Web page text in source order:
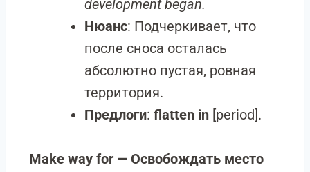
development began.
Нюанс: Подчеркивает, что
после сноса осталась
абсолютно пустая, ровная
территория.
Предлоги: flatten in [period].
Make way for — Освобождать место